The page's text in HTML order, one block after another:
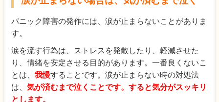
パニック障害の発作には、涙が止まらないことがありま
す。
涙を流す行為は、ストレスを発散したり、軽減させた
り、情緒を安定させる目的があります。一番良くないこ
とは、我慢することです。涙が止まらない時の対処法
は、気が済むまで泣くことです。すると気分がスッキリ
とします。